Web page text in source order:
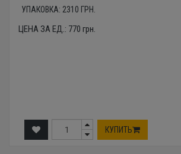
УПАКОВКА: 2310 ГРН.
ЦЕНА ЗА ЕД.: 770 грн.
КУПИТЬ